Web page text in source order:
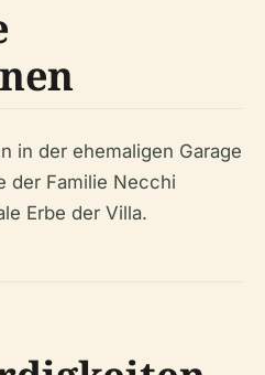
in der ehemaligen Garage
der Familie Necchi
Erbe der Villa.